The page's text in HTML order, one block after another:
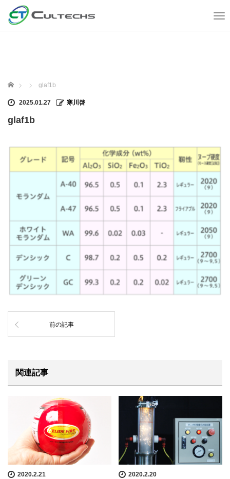
T
i
o
n
ホーム glaf1b
2025.01.27 寒川啓
glaf1b
前の記事
関連記事
2020.2.21 2020.2.20